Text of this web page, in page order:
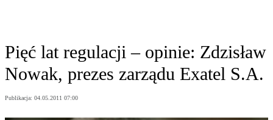
Pięć lat regulacji – opinie: Zdzisław
Nowak, prezes zarządu Exatel S.A.
Publikacja: 04.05.2011 07:00